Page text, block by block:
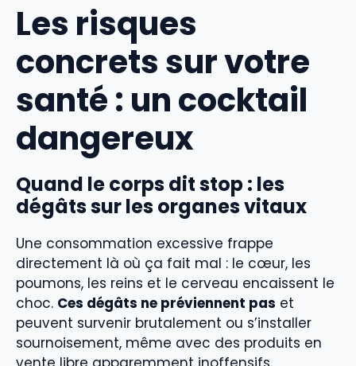
Les risques
concrets sur votre
santé : un cocktail
dangereux
Quand le corps dit stop : les
dégâts sur les organes vitaux
Une consommation excessive frappe
directement là où ça fait mal : le cœur, les
poumons, les reins et le cerveau encaissent le
choc. Ces dégâts ne préviennent pas et
peuvent survenir brutalement ou s’installer
sournoisement, même avec des produits en